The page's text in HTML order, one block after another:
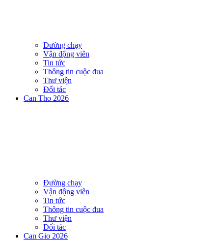
Đường chạy
Vận động viên
Tin tức
Thông tin cuộc đua
Thư viện
Đối tác
Can Tho 2026
Đường chạy
Vận động viên
Tin tức
Thông tin cuộc đua
Thư viện
Đối tác
Can Gio 2026